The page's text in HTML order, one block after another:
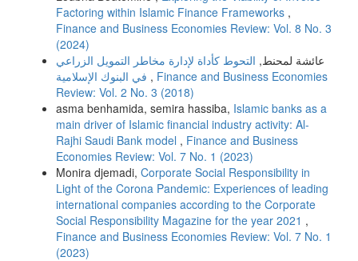
Factoring within Islamic Finance Frameworks ,
Finance and Business Economies Review: Vol. 8 No. 3
(2024)
عائشة لمحنط, التحوط كأداة لإدارة مخاطر التمویل الزراعي
, Finance and Business Economies
Review: Vol. 2 No. 3 (2018)
asma benhamida, semira hassiba, Islamic banks as a
main driver of Islamic financial industry activity: Al-
Rajhi Saudi Bank model , Finance and Business
Economies Review: Vol. 7 No. 1 (2023)
Monira djemadi, Corporate Social Responsibility in
Light of the Corona Pandemic: Experiences of leading
international companies according to the Corporate
Social Responsibility Magazine for the year 2021 ,
Finance and Business Economies Review: Vol. 7 No. 1
(2023)